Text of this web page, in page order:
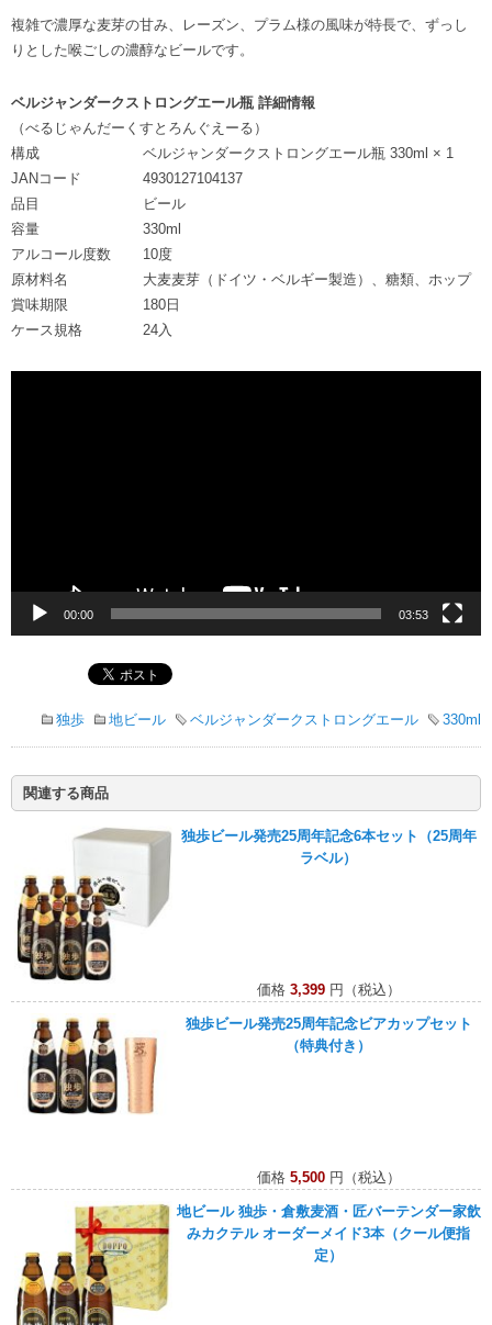
複雑で濃厚な麦芽の甘み、レーズン、プラム様の風味が特長で、ずっし
りとした喉ごしの濃醇なビールです。
ベルジャンダークストロングエール瓶 詳細情報
（べるじゃんだーくすとろんぐえーる）
構成
ベルジャンダークストロングエール瓶 330ml × 1
JANコード
4930127104137
品目
ビール
容量
330ml
アルコール度数
10度
原材料名
大麦麦芽（ドイツ・ベルギー製造）、糖類、ホップ
賞味期限
180日
ケース規格
24入
00:00 03:53
独歩 地ビール ベルジャンダークストロングエール 330ml
関連する商品
独歩ビール発売25周年記念6本セット（25周年
ラベル）
価格 3,399円（税込）
独歩ビール発売25周年記念ビアカップセット
（特典付き）
価格 5,500円（税込）
地ビール 独歩・倉敷麦酒・匠バーテンダー家飲
みカクテル オーダーメイド3本（クール便指
定）